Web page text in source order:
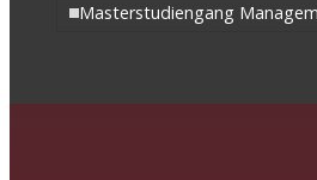
Masterstudiengang